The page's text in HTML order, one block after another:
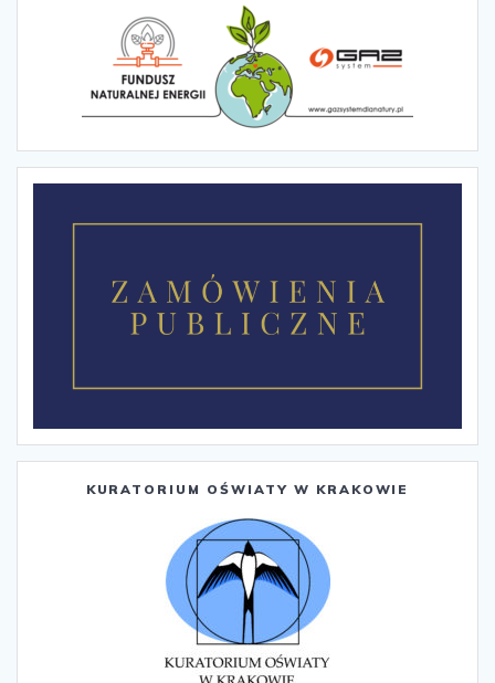
KURATORIUM OŚWIATY W KRAKOWIE